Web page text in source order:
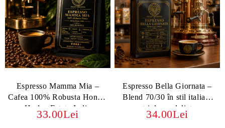
Espresso Mamma Mia –
Cafea 100% Robusta Honey,
Harley Estate India
33.00Lei
Espresso Bella Giornata –
Blend 70/30 în stil italian,
triplu medaliat
34.00Lei